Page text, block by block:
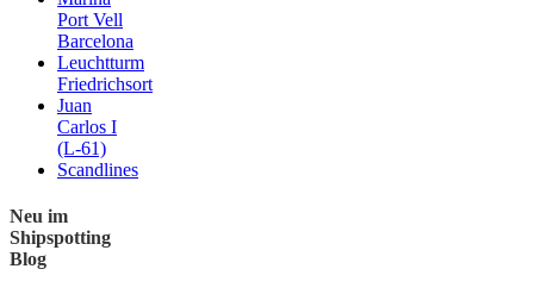
Port Vell
Barcelona
Leuchtturm
Friedrichsort
Juan
Carlos I
(L-61)
Scandlines
Neu im
Shipspotting
Blog